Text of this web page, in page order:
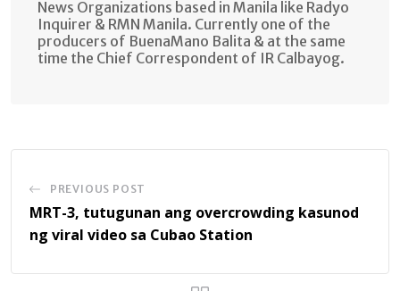
News Organizations based in Manila like Radyo
Inquirer & RMN Manila. Currently one of the
producers of BuenaMano Balita & at the same
time the Chief Correspondent of IR Calbayog.
PREVIOUS POST
MRT-3, tutugunan ang overcrowding kasunod
ng viral video sa Cubao Station